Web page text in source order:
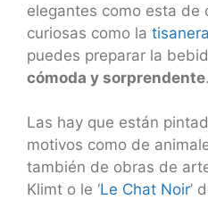
elegantes como esta de
curiosas como la
puedes preparar la
cómoda y sorprendente.
Las hay que están
motivos como de
también de obras de
Klimt o le ‘Le Chat Noir’